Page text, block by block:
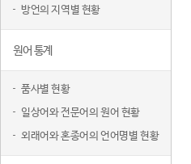
방언의 지역별 현황
원어 통계
품사별 현황
일상어와 전문어의 원어 현황
외래어와 혼종어의 언어명별 현황